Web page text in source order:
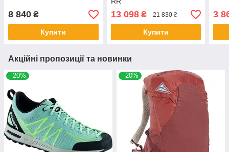
8 840 ₴
Купити
13 098₴ 21 830 ₴
Купити
3
Акційні пропозиції та новинки
–20% –20%